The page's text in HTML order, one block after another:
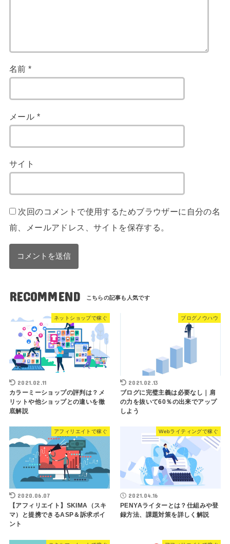
名前*
メール *
サイト
次回のコメントで使用するためブラウザーに自分の名
前、メールアドレス、サイトを保存する。
RECOMMEND
ネットショップで稼ぐ
2021.02.11
カラーミーショップの評判は？メ
リットや他ショップとの違いを徹
底解説
ブログノウハウ
2021.02.13
ブログに完璧主義は必要なし｜肩
の力を抜いて60％の出来でアップ
しよう
アフィリエイトで稼ぐ
2020.06.07
【アフィリエイト】SKIMA（スキ
マ）と提携できるASP＆訴求ポイ
ント
Webライティングで稼ぐ
2021.04.16
PENYAライターとは？仕組みや登
録方法、課題対策を詳しく解説